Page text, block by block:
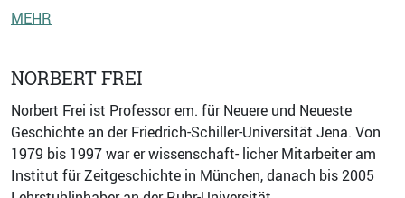
MEHR
NORBERT FREI
Norbert Frei ist Professor em. für Neuere und Neueste
Geschichte an der Friedrich-Schiller-Universität Jena. Von
1979 bis 1997 war er wissenschaft- licher Mitarbeiter am
Institut für Zeitgeschichte in München, danach bis 2005